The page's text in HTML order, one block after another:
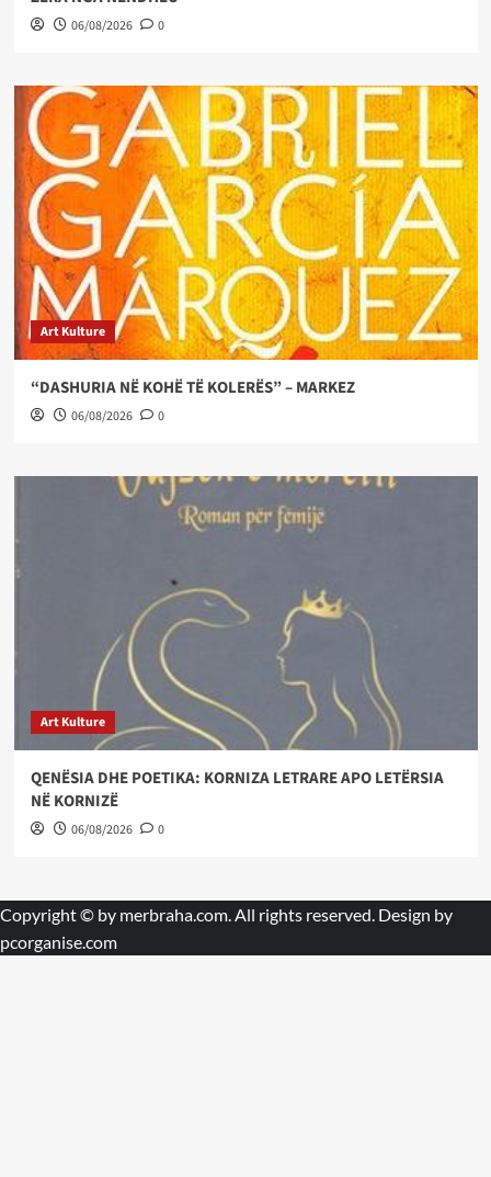
06/08/2026 0
Art Kulture
“DASHURIA NË KOHË TË KOLERËS” – MARKEZ
06/08/2026 0
Art Kulture
QENËSIA DHE POETIKA: KORNIZA LETRARE APO LETËRSIA
NË KORNIZË
06/08/2026 0
Copyright © by merbraha.com . All rights reserved. Design by
pcorganise.com